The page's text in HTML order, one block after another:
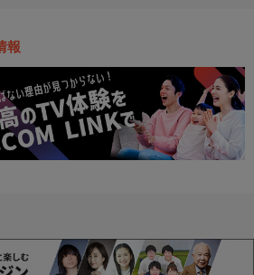
報